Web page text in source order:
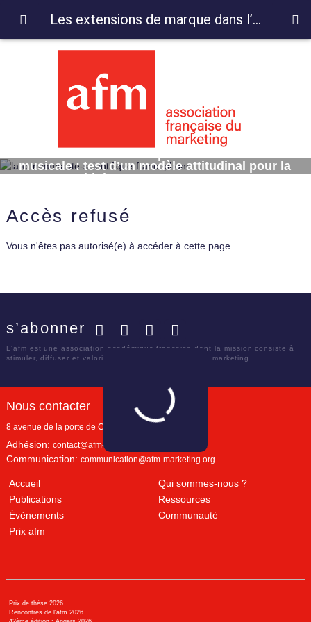
musicale : test d’un modèle attitudinal pour la
marque Coldplay
Accès refusé
Vous n'êtes pas autorisé(e) à accéder à cette page.
s’abonner
L'afm est une association académique française dont la mission consiste à
stimuler, diffuser et valoriser le savoir scientifique en marketing.
Nous contacter
8 avenue de la porte de Champerret
Adhésion: contact@afm-marketing.org
Communication: communication@afm-marketing.org
Accueil
Qui sommes-nous ?
Publications
Ressources
Évènements
Communauté
Prix afm
Prix de thèse 2026
Rencontres de l'afm 2026
Les extensions de marque dans l’industrie musicale : test d’un modèle attitudinal pour la marque Coldplay